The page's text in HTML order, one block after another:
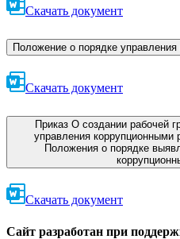
Скачать документ
Положение о порядке управления
Скачать документ
Приказ О создании рабочей
управления коррупционными
Положения о порядке
Скачать документ
Сайт разработан при